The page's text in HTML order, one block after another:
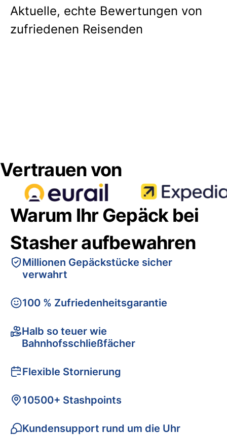
Aktuelle, echte Bewertungen von
zufriedenen Reisenden
Vertrauen von
Warum Ihr Gepäck bei
Stasher aufbewahren
Millionen Gepäckstücke sicher
verwahrt
100 % Zufriedenheitsgarantie
Halb so teuer wie
Bahnhofsschließfächer
Flexible Stornierung
10500+ Stashpoints
Kundensupport rund um die Uhr